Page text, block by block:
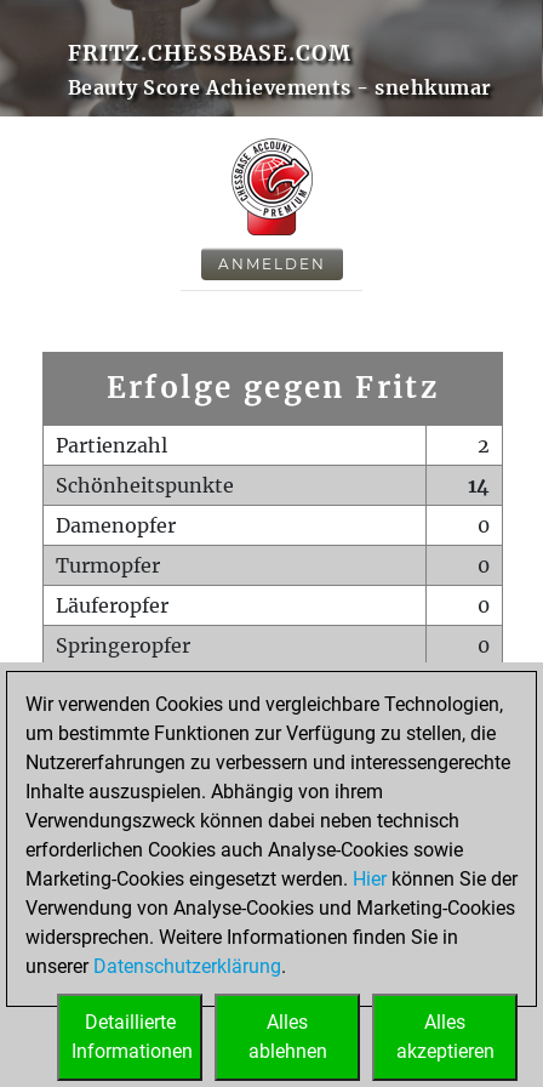
FRITZ.CHESSBASE.COM
Beauty Score Achievements - snehkumar
ANMELDEN
Erfolge gegen Fritz
Partienzahl
2
Schönheitspunkte
14
Damenopfer
0
Turmopfer
0
Läuferopfer
0
Springeropfer
0
Matt auf vollem Brett
0
Bauer setzt Matt
0
Erstickte Matts
Unterverwandlungen
Türme auf der siebten
0
STARTSEITE
Wir verwenden Cookies und vergleichbare Technologien,
um bestimmte Funktionen zur Verfügung zu stellen, die
Nutzererfahrungen zu verbessern und interessengerechte
Inhalte auszuspielen. Abhängig von ihrem
Verwendungszweck können dabei neben technisch
erforderlichen Cookies auch Analyse-Cookies sowie
Marketing-Cookies eingesetzt werden. Hierkönnen Sie der
Verwendung von Analyse-Cookies und Marketing-Cookies
widersprechen. Weitere Informationen finden Sie in
unserer Datenschutzerklärung.
Alles
akzeptieren
Alles
ablehnen
Detaillierte
Informationen